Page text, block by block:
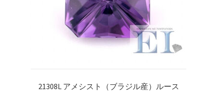
21308L アメシスト（ブラジル産）ルース